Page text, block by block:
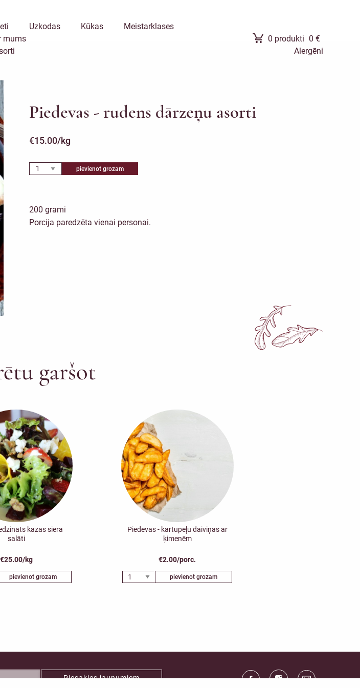
Uzkodas Kūkas
Meistarklases
mums
0 produkti 0 €
Alergēni
Piedevas - rudens dārzeņu asorti
€15.00/kg
pievienot grozam
200 grami
Porcija paredzēta vienai personai.
garšot
kazas siera
salāti
€25.00/kg
pievienot grozam
Piedevas - kartupeļu daiviņas ar
ķimenēm
€2.00/porc.
pievienot grozam
Piesakies jaunumiem